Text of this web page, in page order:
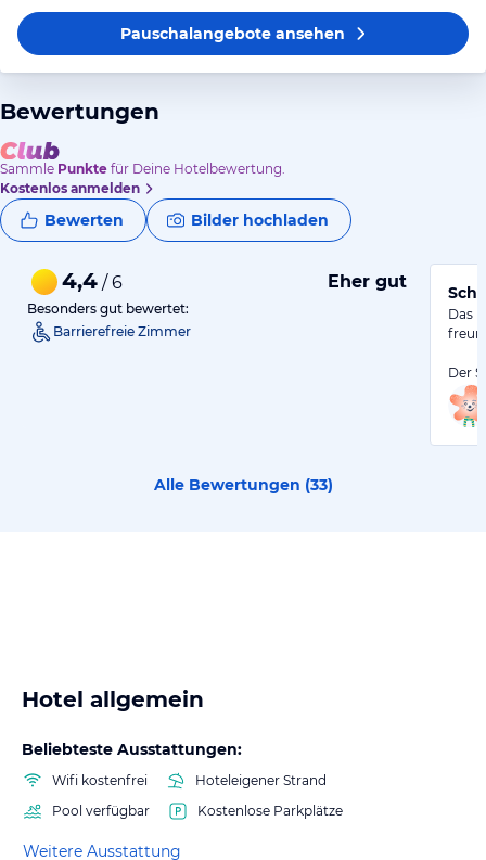
Pauschalangeboteansehen
Bewertungen
Sammle Punkte für Deine Hotelbewertung.
Kostenlos anmelden
Bewerten Bilder hochladen
4,4 / 6 Eher gut
Besonders gut bewertet:
Barrierefreie Zimmer
Das
Der
Alle Bewertungen (33)
Hotel allgemein
Beliebteste Ausstattungen:
Wifi kostenfrei
Hoteleigener Strand
Pool verfügbar
Kostenlose Parkplätze
Weitere Ausstattung